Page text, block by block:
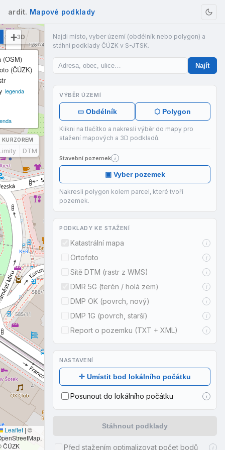
ardit. Mapové podklady
+
−
3D
(OSM)
(ČÚZK)
legenda
KURZOREM
DTM
Leaflet | ©
ČÚZK
Najdi místo, vyber území (obdélník nebo polygon) a
stáhni podklady ČÚZK v S-JTSK.
Najít
VÝBĚR ÚZEMÍ
▭ Obdélník ⬡ Polygon
Klikni na tlačítko a nakresli výběr do mapy pro
stažení mapových a 3D podkladů.
Stavební pozemek i
▣ Vyber pozemek
Nakresli polygon kolem parcel, které tvoří
pozemek.
PODKLADY KE STAŽENÍ
Katastrální mapa i
Ortofoto i
Sítě DTM (rastr z WMS) i
DMR 5G (terén / holá zem) i
DMP OK (povrch, nový) i
DMP 1G (povrch, starší) i
Report o pozemku (TXT + XML) i
NASTAVENÍ
✛ Umístit bod lokálního počátku
Posunout do lokálního počátku i
Stáhnout podklady
Před stažením optimalizovat počet bodů i